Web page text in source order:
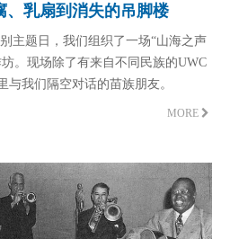
乳扇到消失的吊脚楼
主题日，我们组织了一场“山海之声
。现场除了有来自不同民族的UWC
与我们隔空对话的苗族朋友。
MORE